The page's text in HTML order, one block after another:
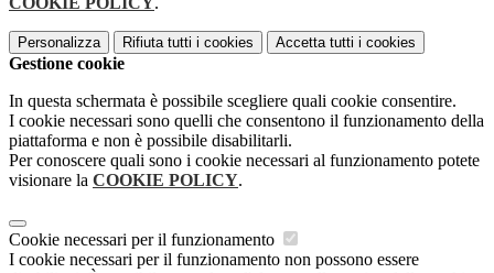
Personalizza Rifiuta tutti i cookies Accetta tutti i cookies
Gestione cookie
In questa schermata è possibile scegliere quali cookie consentire.
I cookie necessari sono quelli che consentono il funzionamento della
piattaforma e non è possibile disabilitarli.
Per conoscere quali sono i cookie necessari al funzionamento potete
visionare la COOKIE POLICY.
Cookie necessari per il funzionamento
I cookie necessari per il funzionamento non possono essere